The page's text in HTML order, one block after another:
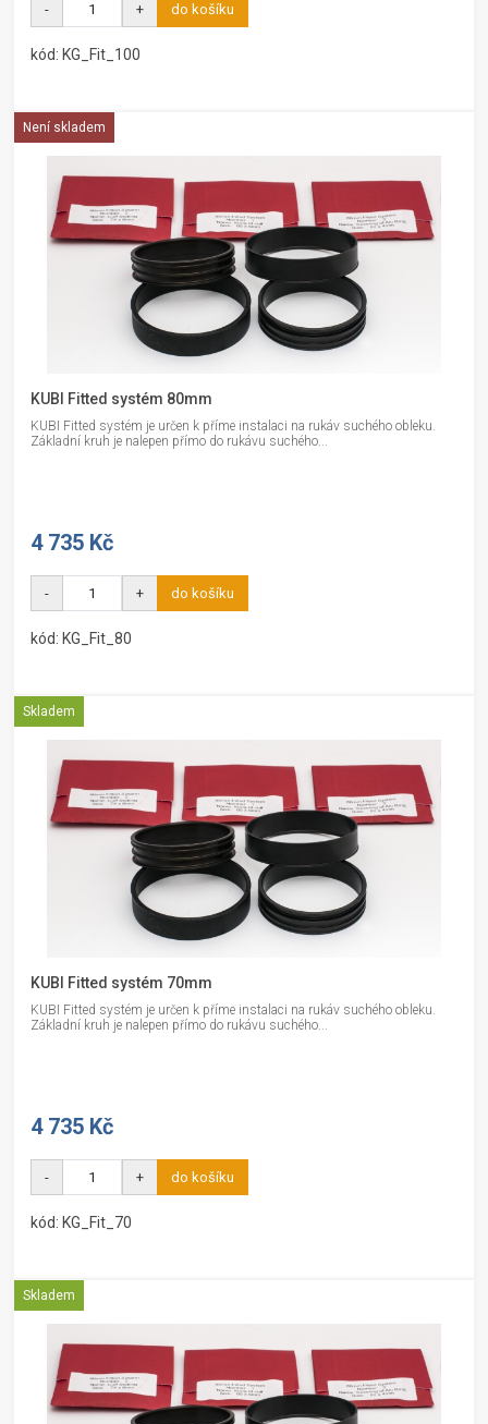
- + do košíku
kód: KG_Fit_100
Není skladem
KUBI Fitted systém 80mm
KUBI Fitted systém je určen k příme instalaci na rukáv suchého obleku.
Základní kruh je nalepen přímo do rukávu suchého...
4 735 Kč
- + do košíku
kód: KG_Fit_80
Skladem
KUBI Fitted systém 70mm
KUBI Fitted systém je určen k příme instalaci na rukáv suchého obleku.
Základní kruh je nalepen přímo do rukávu suchého...
4 735 Kč
- + do košíku
kód: KG_Fit_70
Skladem